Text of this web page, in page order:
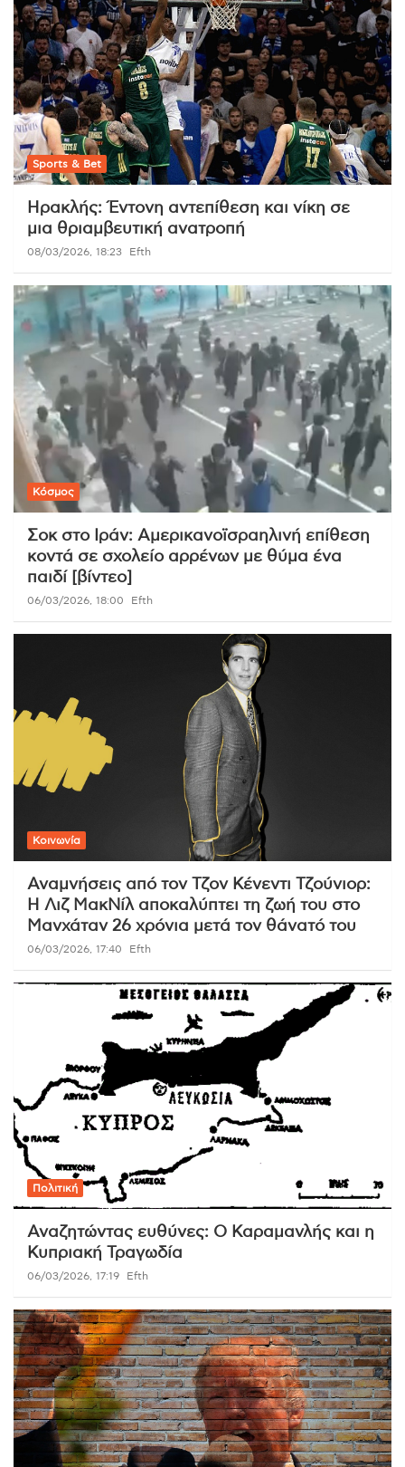
Sports & Bet
Ηρακλής: Έντονη αντεπίθεση και νίκη σε
μια θριαμβευτική ανατροπή
08/03/2026, 18:23 Efth
Κόσμος
Σοκ στο Ιράν: Αμερικανοϊσραηλινή επίθεση
κοντά σε σχολείο αρρένων με θύμα ένα
παιδί [βίντεο]
06/03/2026, 18:00 Efth
Κοινωνία
Αναμνήσεις από τον Τζον Κένεντι Τζούνιορ:
Η Λιζ ΜακΝίλ αποκαλύπτει τη ζωή του στο
Μανχάταν 26 χρόνια μετά τον θάνατό του
06/03/2026, 17:40 Efth
Πολιτική
Αναζητώντας ευθύνες: Ο Καραμανλής και η
Κυπριακή Τραγωδία
06/03/2026, 17:19 Efth